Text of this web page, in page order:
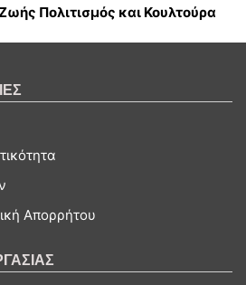
Πολιτισμός και Κουλτούρα
Απορρήτου